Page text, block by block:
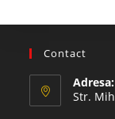
Contact
Adresa:
Str.